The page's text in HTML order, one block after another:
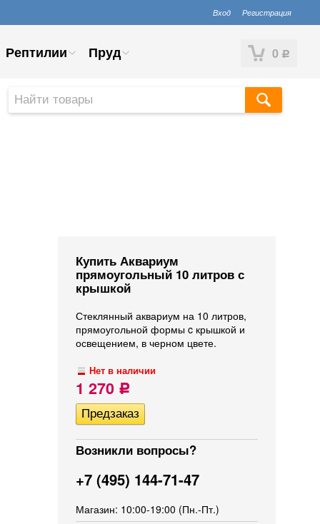
Вход Регистрация
0 Р
Рептилии Пруд
Купить Аквариум
прямоугольный 10 литров с
крышкой
Стеклянный аквариум на 10 литров,
прямоугольной формы c крышкой и
освещением, в черном цвете.
Нет в наличии
1 270 Р
Возникли вопросы?
+7 (495) 144-71-47
Магазин: 10:00-19:00 (Пн.-Пт.)